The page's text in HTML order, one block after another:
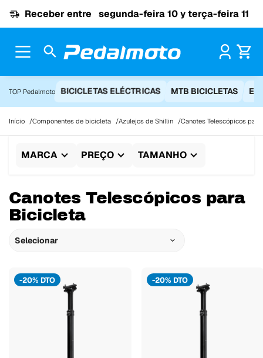
Receber entre segunda-feira 10 y terça-feira 11
TOP Pedalmoto BICICLETAS ELÉCTRICAS MTB BICICLETAS
Início Componentes de bicicleta Azulejos de Shillin Canotes Telescópicos
MARCA PREÇO TAMANHO
Canotes Telescópicos para
Bicicleta
Selecionar
-20% DTO -20% DTO